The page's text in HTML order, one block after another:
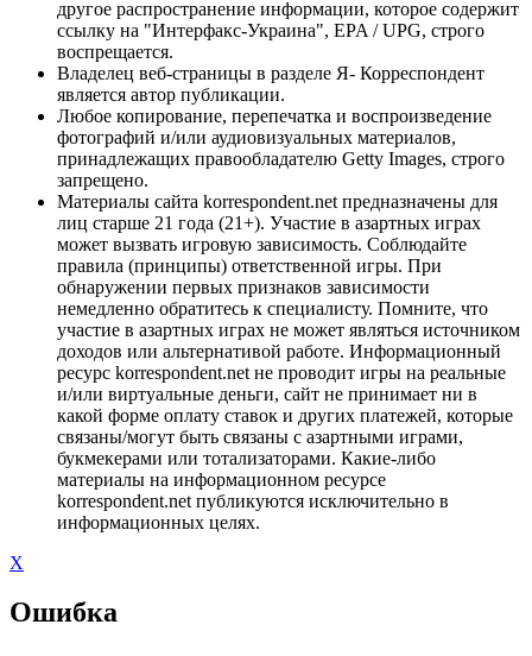
другое распространение информации, которое содержит
ссылку на "Интерфакс-Украина", EPA / UPG, строго
воспрещается.
Владелец веб-страницы в разделе Я- Корреспондент
является автор публикации.
Любое копирование, перепечатка и воспроизведение
фотографий и/или аудиовизуальных материалов,
принадлежащих правообладателю Getty Images, строго
запрещено.
Материалы сайта korrespondent.net предназначены для
лиц старше 21 года (21+). Участие в азартных играх
может вызвать игровую зависимость. Соблюдайте
правила (принципы) ответственной игры. При
обнаружении первых признаков зависимости
немедленно обратитесь к специалисту. Помните, что
участие в азартных играх не может являться источником
доходов или альтернативой работе. Информационный
ресурс korrespondent.net не проводит игры на реальные
и/или виртуальные деньги, сайт не принимает ни в
какой форме оплату ставок и других платежей, которые
связаны/могут быть связаны с азартными играми,
букмекерами или тотализаторами. Какие-либо
материалы на информационном ресурсе
korrespondent.net публикуются исключительно в
информационных целях.
X
Ошибка